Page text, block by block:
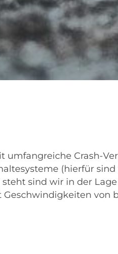
umfangreiche Crash-
(hierfür
sind wir in der
von